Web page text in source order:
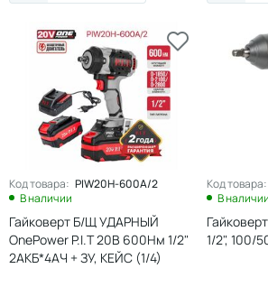
Код товара: PIW20H-600A/2
В наличии
Гайковерт Б/Щ УДАРНЫЙ
OnePower P.I.T 20В 600Нм 1/2"
2АКБ*4АЧ + ЗУ, КЕЙС (1/4)
Код товара:
В наличии
1/2", 100/